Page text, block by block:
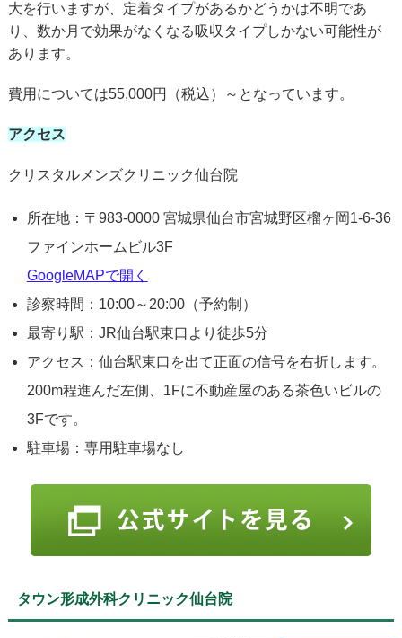
大を行いますが、定着タイプがあるかどうかは不明であ
り、数か月で効果がなくなる吸収タイプしかない可能性が
あります。
費用については55,000円（税込）～となっています。
アクセス
クリスタルメンズクリニック仙台院
所在地：〒983-0000 宮城県仙台市宮城野区榴ヶ岡1-6-36
ファインホームビル3F
GoogleMAPで開く
診察時間：10:00～20:00（予約制）
最寄り駅：JR仙台駅東口より徒歩5分
アクセス：仙台駅東口を出て正面の信号を右折します。
200m程進んだ左側、1Fに不動産屋のある茶色いビルの
3Fです。
駐車場：専用駐車場なし
タウン形成外科クリニック仙台院